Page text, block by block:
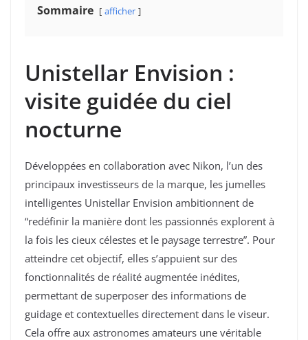
Sommaire afficher
Unistellar Envision :
visite guidée du ciel
nocturne
Développées en collaboration avec Nikon, l’un des
principaux investisseurs de la marque, les jumelles
intelligentes Unistellar Envision ambitionnent de
“redéfinir la manière dont les passionnés explorent à
la fois les cieux célestes et le paysage terrestre”. Pour
atteindre cet objectif, elles s’appuient sur des
fonctionnalités de réalité augmentée inédites,
permettant de superposer des informations de
guidage et contextuelles directement dans le viseur.
Cela offre aux astronomes amateurs une véritable